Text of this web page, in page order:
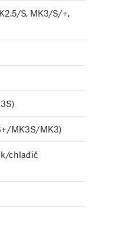
S, MK3/S/+,
MK3S/MK3)
chladič